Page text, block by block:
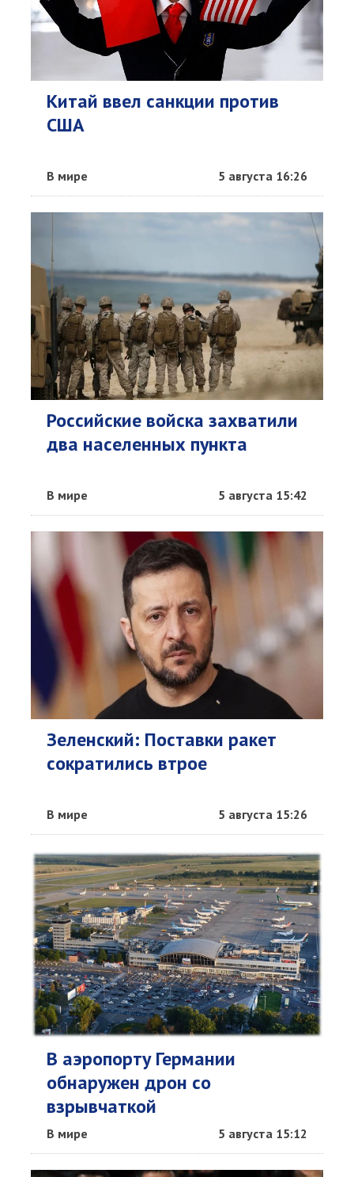
Китай ввел санкции против
США
В мире 5 августа 16:26
Российские войска захватили
два населенных пункта
В мире 5 августа 15:42
Зеленский: Поставки ракет
сократились втрое
В мире 5 августа 15:26
В аэропорту Германии
обнаружен дрон со
взрывчаткой
В мире 5 августа 15:12